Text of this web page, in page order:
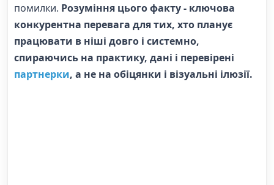
помилки. Розуміння цього факту - ключова
конкурентна перевага для тих, хто планує
працювати в ніші довго і системно,
спираючись на практику, дані і перевірені
партнерки, а не на обіцянки і візуальні ілюзії.